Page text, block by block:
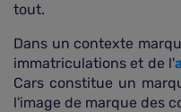
tout.
Dans un contexte
immatriculations et de l'
Cars constitue un
l'image de marque des